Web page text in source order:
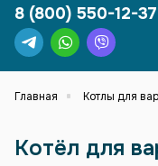
8 (800) 550-12-37
Главная Котлы для
Котёл для